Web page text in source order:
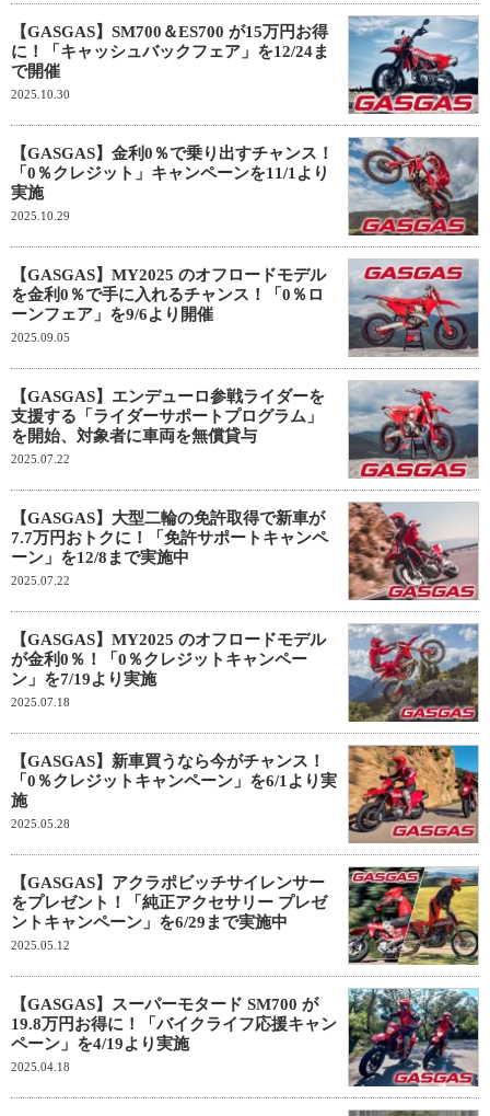
【GASGAS】SM700＆ES700 が15万円お得
に！「キャッシュバックフェア」を12/24ま
で開催
2025.10.30
【GASGAS】金利0％で乗り出すチャンス！
「0％クレジット」キャンペーンを11/1より
実施
2025.10.29
【GASGAS】MY2025 のオフロードモデル
を金利0％で手に入れるチャンス！「0％ロ
ーンフェア」を9/6より開催
2025.09.05
【GASGAS】エンデューロ参戦ライダーを
支援する「ライダーサポートプログラム」
を開始、対象者に車両を無償貸与
2025.07.22
【GASGAS】大型二輪の免許取得で新車が
7.7万円おトクに！「免許サポートキャンペ
ーン」を12/8まで実施中
2025.07.22
【GASGAS】MY2025 のオフロードモデル
が金利0％！「0％クレジットキャンペー
ン」を7/19より実施
2025.07.18
【GASGAS】新車買うなら今がチャンス！
「0％クレジットキャンペーン」を6/1より実
施
2025.05.28
【GASGAS】アクラポビッチサイレンサー
をプレゼント！「純正アクセサリー プレゼ
ントキャンペーン」を6/29まで実施中
2025.05.12
【GASGAS】スーパーモタード SM700 が
19.8万円お得に！「バイクライフ応援キャン
ペーン」を4/19より実施
2025.04.18